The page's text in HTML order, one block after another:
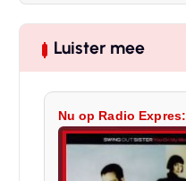
Luister mee
Nu op Radio Expres: